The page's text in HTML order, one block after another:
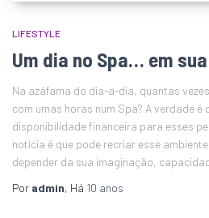
LIFESTYLE
Um dia no Spa… em
Na azáfama do dia-a-dia, quantas
com umas horas num Spa? A verdade é
disponibilidade financeira para esses
notícia é que pode recriar esse
depender da sua imaginação,
Por admin, Há 10 anos